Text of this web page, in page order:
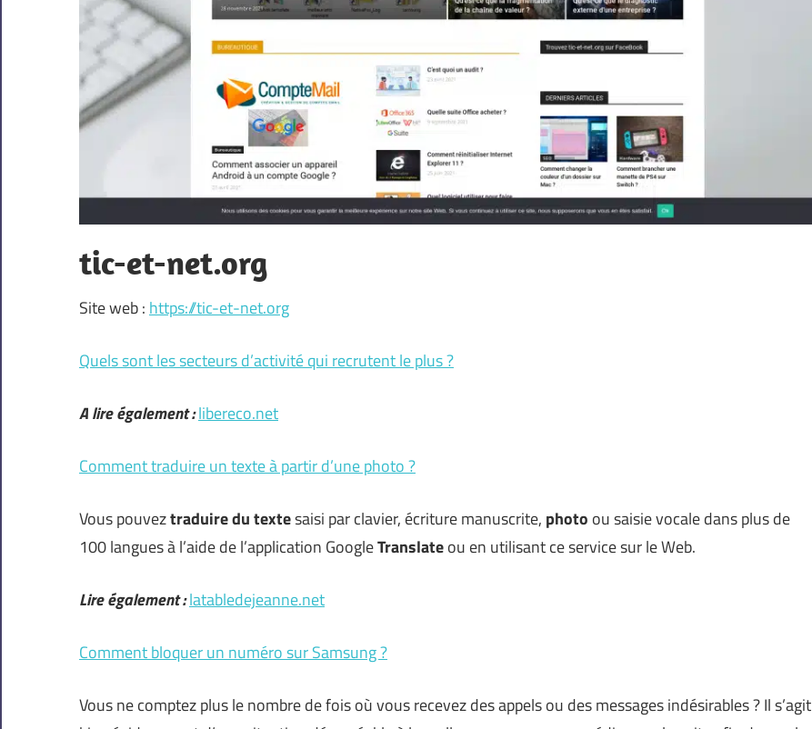
tic-et-net.org
Site web : https://tic-et-net.org
Quels sont les secteurs d’activité qui recrutent le plus ?
A lire également :libereco.net
Comment traduire un texte à partir d’une photo ?
Vous pouveztraduiredu textesaisi par clavier, écriture manuscrite, photo ou saisie vocale dans plus de
100 langues à l’aide de l’application GoogleTranslateou en utilisant ce service sur le Web.
Lire également :latabledejeanne.net
Comment bloquer un numéro sur Samsung ?
Vous ne comptez plus le nombre de fois où vous recevez des appels ou des messages indésirables ? Il s’agit